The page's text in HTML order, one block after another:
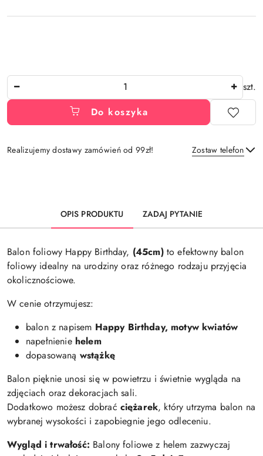
szt.
Do koszyka
Realizujemy dostawy zamówień od 99zł! Zostaw telefon
OPIS PRODUKTU ZADAJ PYTANIE
Balon foliowy Happy Birthday, (45cm)to efektowny balon
foliowy idealny na urodziny oraz różnego rodzaju przyjęcia
okolicznościowe.
W cenie otrzymujesz:
balon z napisem Happy Birthday, motyw kwiatów
napełnienie helem
dopasowaną wstążkę
Balon pięknie unosi się w powietrzu i świetnie wygląda na
zdjęciach oraz dekoracjach sali.
Dodatkowo możesz dobrać ciężarek, który utrzyma balon na
wybranej wysokości i zapobiegnie jego odleceniu.
Wygląd i trwałość: Balony foliowe z helem zazwyczaj